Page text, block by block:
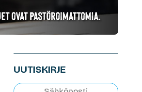
UUTISKIRJE